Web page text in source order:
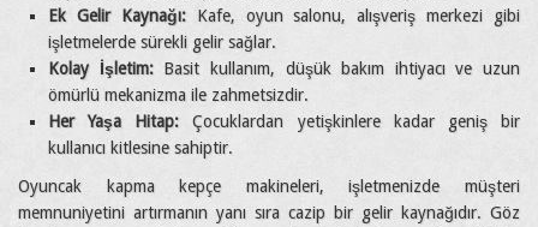
Ek Gelir Kaynağı:Kafe, oyun salonu, alışveriş merkezi gibi
işletmelerde sürekli gelir sağlar.
Kolay İşletim:Basit kullanım, düşük bakım ihtiyacı ve uzun
ömürlü mekanizma ile zahmetsizdir.
Her Yaşa Hitap: Çocuklardan yetişkinlere kadar geniş bir
kullanıcı kitlesine sahiptir.
Oyuncak kapma kepçe makineleri, işletmenizde müşteri
memnuniyetini artırmanın yanı sıra cazip bir gelir kaynağıdır. Göz